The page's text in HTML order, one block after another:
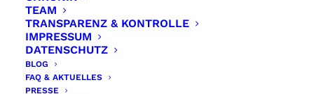
TEAM
TRANSPARENZ & KONTROLLE
IMPRESSUM
DATENSCHUTZ
BLOG
FAQ & AKTUELLES
PRESSE
Man sieht wie durch